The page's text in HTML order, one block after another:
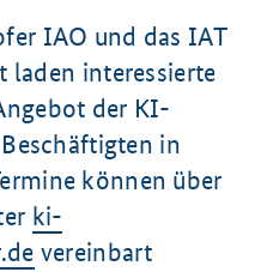
IAO und das IAT
laden interessierte
der KI-
in
können über
ki-
vereinbart